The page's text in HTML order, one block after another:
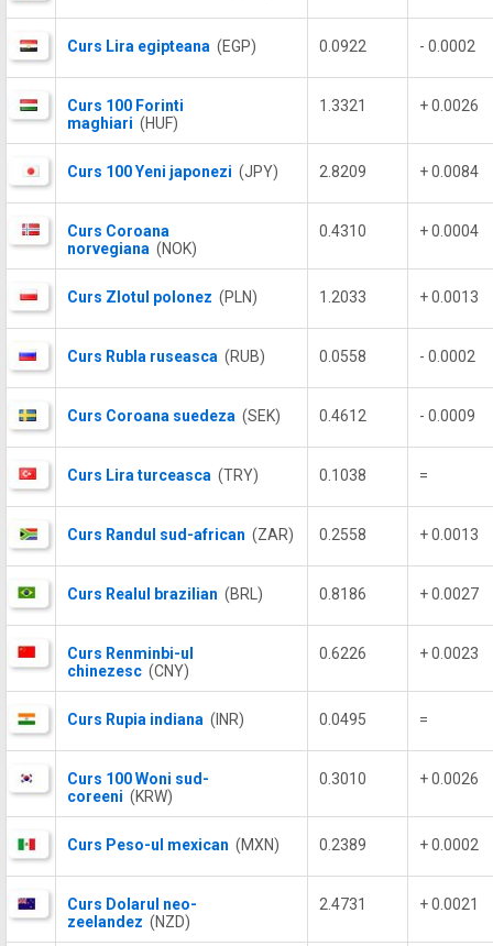
Curs Lira egipteana (EGP) 0.0922 - 0.0002
Curs 100 Forinti
maghiari (HUF)
1.3321 + 0.0026
Curs 100 Yeni japonezi (JPY) 2.8209 + 0.0084
Curs Coroana
norvegiana (NOK)
0.4310 + 0.0004
Curs Zlotul polonez (PLN) 1.2033 + 0.0013
Curs Rubla ruseasca (RUB) 0.0558 - 0.0002
Curs Coroana suedeza (SEK) 0.4612 - 0.0009
Curs Lira turceasca (TRY) 0.1038 =
Curs Randul sud-african (ZAR) 0.2558 + 0.0013
Curs Realul brazilian (BRL) 0.8186 + 0.0027
Curs Renminbi-ul
chinezesc (CNY)
0.6226 + 0.0023
Curs Rupia indiana (INR) 0.0495 =
Curs 100 Woni sud-
coreeni (KRW)
0.3010 + 0.0026
Curs Peso-ul mexican (MXN) 0.2389 + 0.0002
Curs Dolarul neo-
zeelandez (NZD)
2.4731 + 0.0021